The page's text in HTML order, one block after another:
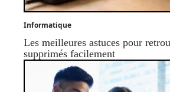
Informatique
Les meilleures astuces pour
supprimés facilement